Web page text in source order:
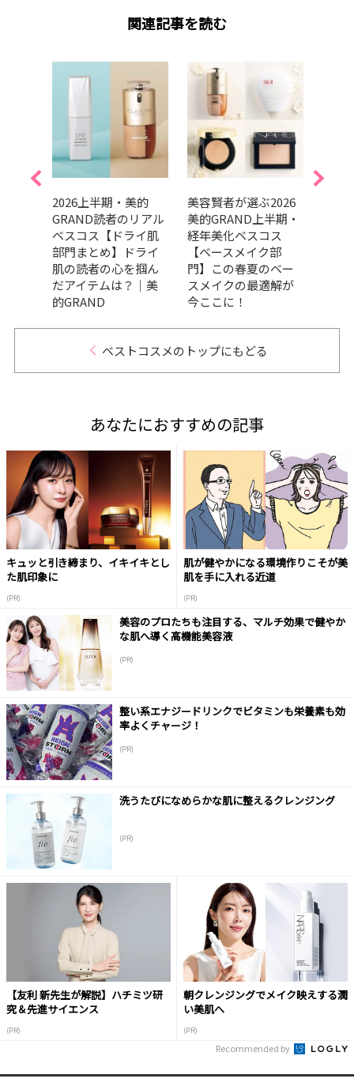
関連記事を読む
2026上半期・美的
GRAND読者のリアル
ベスコス【ドライ肌
部門まとめ】ドライ
肌の読者の心を掴ん
だアイテムは？｜美
的GRAND
美容賢者が選ぶ2026
美的GRAND上半期・
経年美化ベスコス
【ベースメイク部
門】この春夏のベー
スメイクの最適解が
今ここに！
ベストコスメのトップにもどる
あなたにおすすめの記事
キュッと引き締まり、イキイキとし
た肌印象に
(PR)
肌が健やかになる環境作りこそが美
肌を手に入れる近道
(PR)
美容のプロたちも注目する、マルチ効果で健やか
な肌へ導く高機能美容液
(PR)
整い系エナジードリンクでビタミンも栄養素も効
率よくチャージ！
(PR)
洗うたびになめらかな肌に整えるクレンジング
(PR)
【友利 新先生が解説】ハチミツ研
究＆先進サイエンス
(PR)
朝クレンジングでメイク映えする潤
い美肌へ
(PR)
Recommended by